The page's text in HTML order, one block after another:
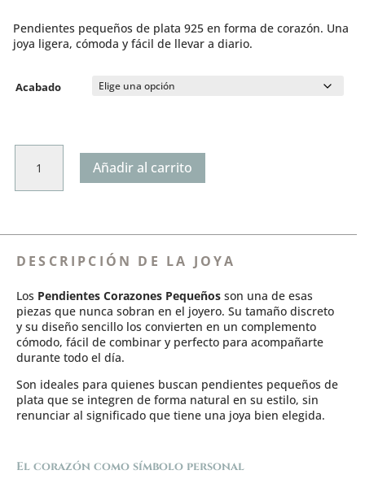
precios:
desde
€35,00
€50,00
Pendientes pequeños de plata 925 en forma de corazón. Una
joya ligera, cómoda y fácil de llevar a diario.
Acabado
Corazones
Añadir al carrito
DESCRIPCIÓN DE LA JOYA
Los Pendientes Corazones Pequeños son una de esas
piezas que nunca sobran en el joyero. Su tamaño discreto
y su diseño sencillo los convierten en un complemento
cómodo, fácil de combinar y perfecto para acompañarte
durante todo el día.
Son ideales para quienes buscan pendientes pequeños de
plata que se integren de forma natural en su estilo, sin
renunciar al significado que tiene una joya bien elegida.
El corazón como símbolo personal